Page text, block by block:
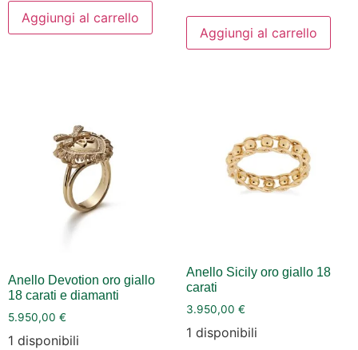
Aggiungi al carrello
Aggiungi al carrello
Anello Devotion oro giallo
18 carati e diamanti
5.950,00 €
1 disponibili
Anello Sicily oro giallo 18
carati
3.950,00 €
1 disponibili